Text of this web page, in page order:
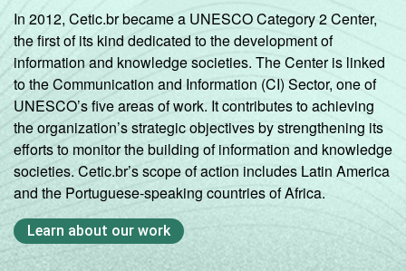
serviços
Base ponderada: 4.728 empresas com
acesso à Internet, com 10 ou mais
funcionários, que constituem os seguintes
segmentos da CNAE 2.0: seção C, F, G, H, I, J,
L, M, N, R e S. Respostas referentes aos
últimos 12 meses
Fonte: NIC.br - set/dez 2010
In 2012, Cetic.br became a UNESCO Category 2 Center,
the first of its kind dedicated to the development of
information and knowledge societies. The Center is linked
to the Communication and Information (CI) Sector, one of
UNESCO’s five areas of work. It contributes to achieving
the organization’s strategic objectives by strengthening its
efforts to monitor the building of information and knowledge
societies. Cetic.br’s scope of action includes Latin America
and the Portuguese-speaking countries of Africa.
Learn about our work